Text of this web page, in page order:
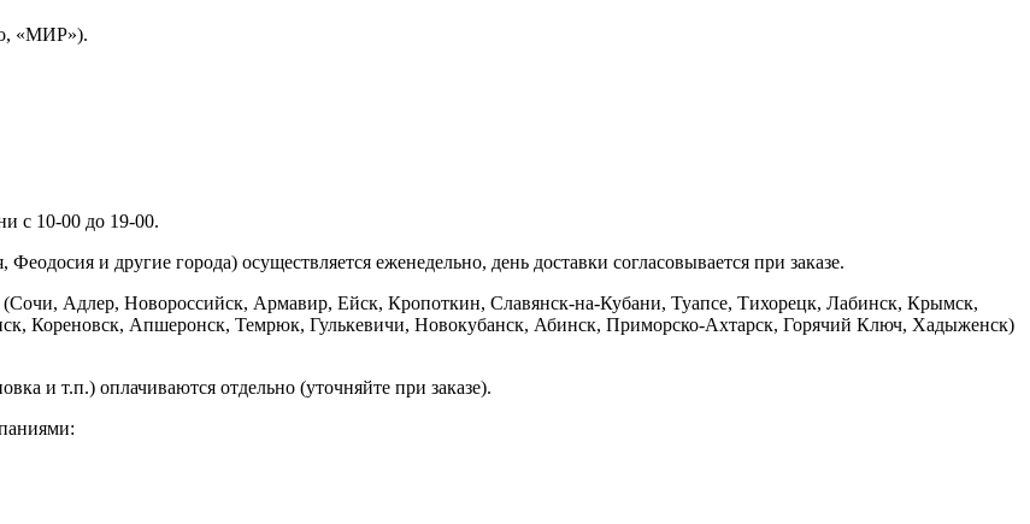
«МИР»).
с 10-00 до 19-00.
и другие города) осуществляется еженедельно, день доставки согласовывается при заказе.
(Сочи, Адлер, Новороссийск, Армавир, Ейск, Кропоткин, Славянск-на-Кубани, Туапсе, Тихорецк, Лабинск, Крымск,
Кореновск, Апшеронск, Темрюк, Гулькевичи, Новокубанск, Абинск, Приморско-Ахтарск, Горячий Ключ, Хадыженск)
и т.п.) оплачиваются отдельно (уточняйте при заказе).